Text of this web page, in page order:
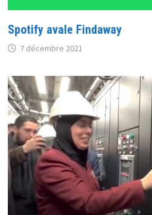
Spotify avale Findaway
7 décembre 2021